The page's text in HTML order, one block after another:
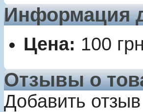
Информация
Цена: 100
Отзывы о
Добавить отзыв